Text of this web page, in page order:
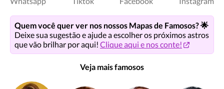
Quem você quer ver nos nossos Mapas de Famosos? 🌟
Deixe sua sugestão e ajude a escolher os próximos astros
que vão brilhar por aqui! Clique aqui e nos conte!
Veja mais famosos